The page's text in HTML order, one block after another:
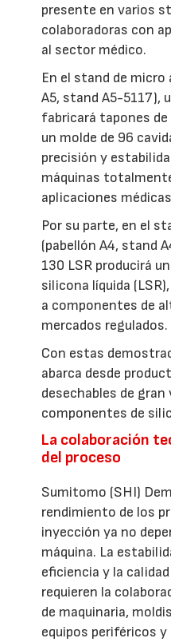
presente en varios
colaboradoras con
al sector médico.
En el stand de
A5, stand A5-5117),
fabricará tapones
un molde de 96
precisión y
máquinas
aplicaciones
Por su parte, en el
(pabellón A4, stand
130 LSR producirá
silicona líquida
a componentes de
mercados regulados.
Con estas
abarca desde
desechables de
componentes de
La colaboración
del proceso
Sumitomo (SHI)
rendimiento de los
inyección ya no
máquina. La
eficiencia y la
requieren la
de maquinaria,
equipos periféricos